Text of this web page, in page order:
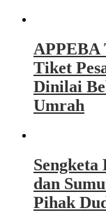
APPEBA
Tiket
Dinilai
Umrah
dan
Pihak